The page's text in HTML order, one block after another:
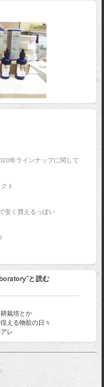
年ラインナップに関して
ト
安く買えるっぽい
と読む
栽培とか
える物欲の日々
レ